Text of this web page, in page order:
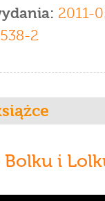
2011-
2
i